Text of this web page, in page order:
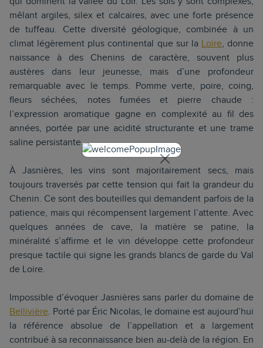
mêlant argiles, silex et calcaires, avec une forte présence
de tuffeau. Cette diversité géologique, combinée à un
climat légèrement plus continental que sur la Loire, donne
naissance à des Chenins de caractère, souvent plus
austères dans leur jeunesse, mais d’une profondeur
remarquable avec le temps. Pomme verte, poire, coing,
fleurs séchées, notes fumées et pierre chaude :
l’expression aromatique gagne en complexité au fil des
années, portée par une acidité structurante et une trame
saline persistante.
À Jasnières, les vins sont majoritairement secs, mais
toujours traversés par cette tension qui fait la grandeur du
Chenin. Ce sont des bouteilles qui demandent parfois de la
patience, mais qui récompensent largement l’attente. Avec
quelques années de cave, la matière se patine, la
minéralité s’affirme et le vin développe cette profondeur
presque tactile qui signe les grands blancs de garde du Val
de Loire.
Impossible d’évoquer Jasnières sans parler du domaine de
Bellivière. Porté par Éric Nicolas, le domaine est aujourd’hui
la référence absolue de l’appellation et a largement
contribué à sa reconnaissance bien au-delà de la région. En